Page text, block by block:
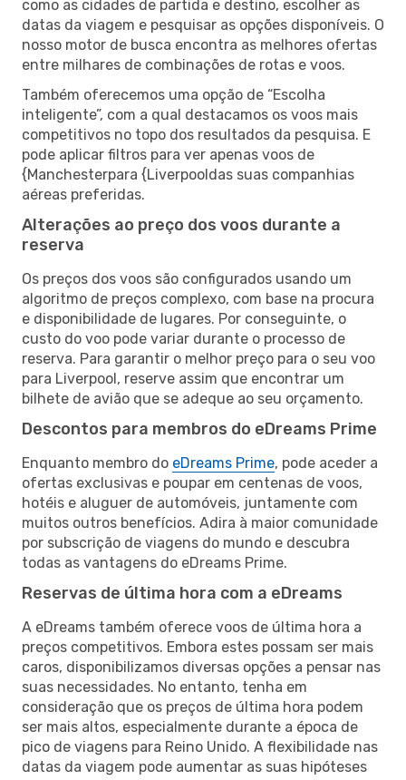
como as cidades de partida e destino, escolher as
datas da viagem e pesquisar as opções disponíveis. O
nosso motor de busca encontra as melhores ofertas
entre milhares de combinações de rotas e voos.
Também oferecemos uma opção de “Escolha
inteligente”, com a qual destacamos os voos mais
competitivos no topo dos resultados da pesquisa. E
pode aplicar filtros para ver apenas voos de
{Manchesterpara {Liverpooldas suas companhias
aéreas preferidas.
Alterações ao preço dos voos durante a
reserva
Os preços dos voos são configurados usando um
algoritmo de preços complexo, com base na procura
e disponibilidade de lugares. Por conseguinte, o
custo do voo pode variar durante o processo de
reserva. Para garantir o melhor preço para o seu voo
para Liverpool, reserve assim que encontrar um
bilhete de avião que se adeque ao seu orçamento.
Descontos para membros do eDreams Prime
Enquanto membro do eDreams Prime, pode aceder a
ofertas exclusivas e poupar em centenas de voos,
hotéis e aluguer de automóveis, juntamente com
muitos outros benefícios. Adira à maior comunidade
por subscrição de viagens do mundo e descubra
todas as vantagens do eDreams Prime.
Reservas de última hora com a eDreams
A eDreams também oferece voos de última hora a
preços competitivos. Embora estes possam ser mais
caros, disponibilizamos diversas opções a pensar nas
suas necessidades. No entanto, tenha em
consideração que os preços de última hora podem
ser mais altos, especialmente durante a época de
pico de viagens para Reino Unido. A flexibilidade nas
datas da viagem pode aumentar as suas hipóteses